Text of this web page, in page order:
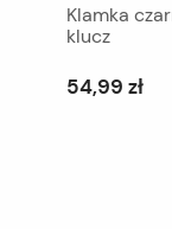
Klamka
klucz
54,99 zł